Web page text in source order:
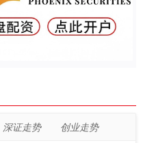
深证走势 创业走势